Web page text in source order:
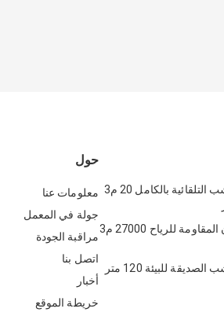
حول
معلومات عنا
جولة في المعمل
مراقبة الجودة
اتصل بنا
أخبار
خريطة الموقع
معدات تجفيف الخشب التلقائية بالكامل 20 م3
أجهزة تجفيف الفرن المقاومة للرياح 27000 م3
معدات تجفيف الخشب الصديقة للبيئة 120 متر